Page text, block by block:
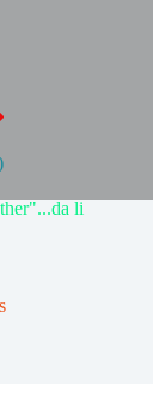
li